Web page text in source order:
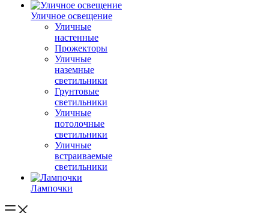
Уличное освещение
Уличные
настенные
Прожекторы
Уличные
наземные
светильники
Грунтовые
светильники
Уличные
потолочные
светильники
Уличные
встраиваемые
светильники
Лампочки